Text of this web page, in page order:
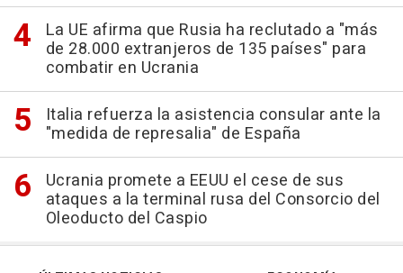
La UE afirma que Rusia ha reclutado a "más
de 28.000 extranjeros de 135 países" para
combatir en Ucrania
Italia refuerza la asistencia consular ante la
"medida de represalia" de España
Ucrania promete a EEUU el cese de sus
ataques a la terminal rusa del Consorcio del
Oleoducto del Caspio